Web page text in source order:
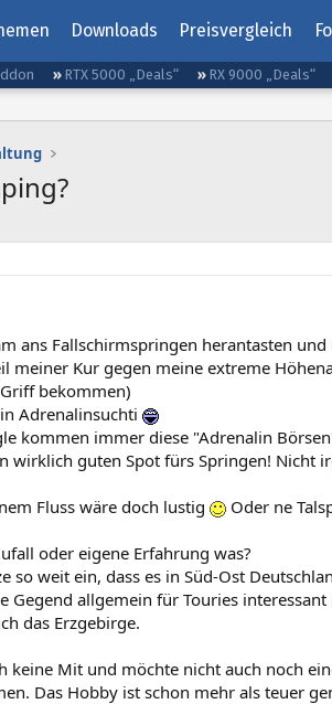
Downloads Preisvergleich
RTX 5000 „Deals“ RX 9000 „Deals“
ans Fallschirmspringen herantasten
meiner Kur gegen meine extreme
bekommen)
Adrenalinsuchti
kommen immer diese "Adrenalin
wirklich guten Spot fürs Springen! Nicht
Fluss wäre doch lustig
Oder ne
oder eigene Erfahrung was?
so weit ein, dass es in Süd-Ost
Gegend allgemein für Touries interessant
das Erzgebirge.
keine Mit und möchte nicht auch noch
Das Hobby ist schon mehr als teuer